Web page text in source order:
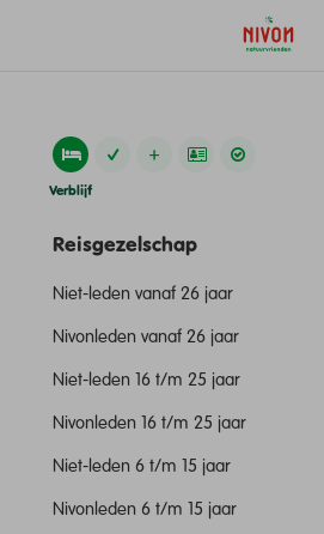
Verblijf
Reisgezelschap
Niet-leden vanaf 26 jaar
Nivonleden vanaf 26 jaar
Niet-leden 16 t/m 25 jaar
Nivonleden 16 t/m 25 jaar
Niet-leden 6 t/m 15 jaar
Nivonleden 6 t/m 15 jaar